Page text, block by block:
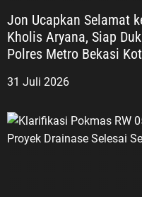
Jon Ucapkan Selamat
Kholis Aryana, Siap
Polres Metro Bekasi
31 Juli 2026